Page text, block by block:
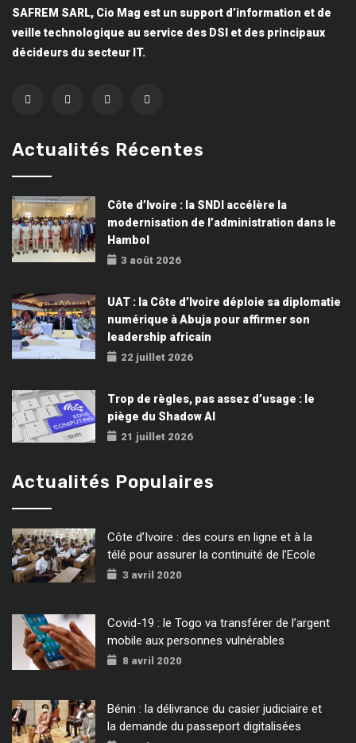
SAFREM SARL, Cio Mag est un support d’information et de
veille technologique au service des DSI et des principaux
décideurs du secteur IT.
Actualités Récentes
Côte d’Ivoire : la SNDI accélère la
modernisation de l’administration dans le
Hambol
3 août 2026
UAT : la Côte d’Ivoire déploie sa diplomatie
numérique à Abuja pour affirmer son
leadership africain
22 juillet 2026
Trop de règles, pas assez d’usage : le
piège du Shadow AI
21 juillet 2026
Actualités Populaires
Côte d’Ivoire : des cours en ligne et à la
télé pour assurer la continuité de l’Ecole
3 avril 2020
Covid-19 : le Togo va transférer de l’argent
mobile aux personnes vulnérables
8 avril 2020
Bénin : la délivrance du casier judiciaire et
la demande du passeport digitalisées